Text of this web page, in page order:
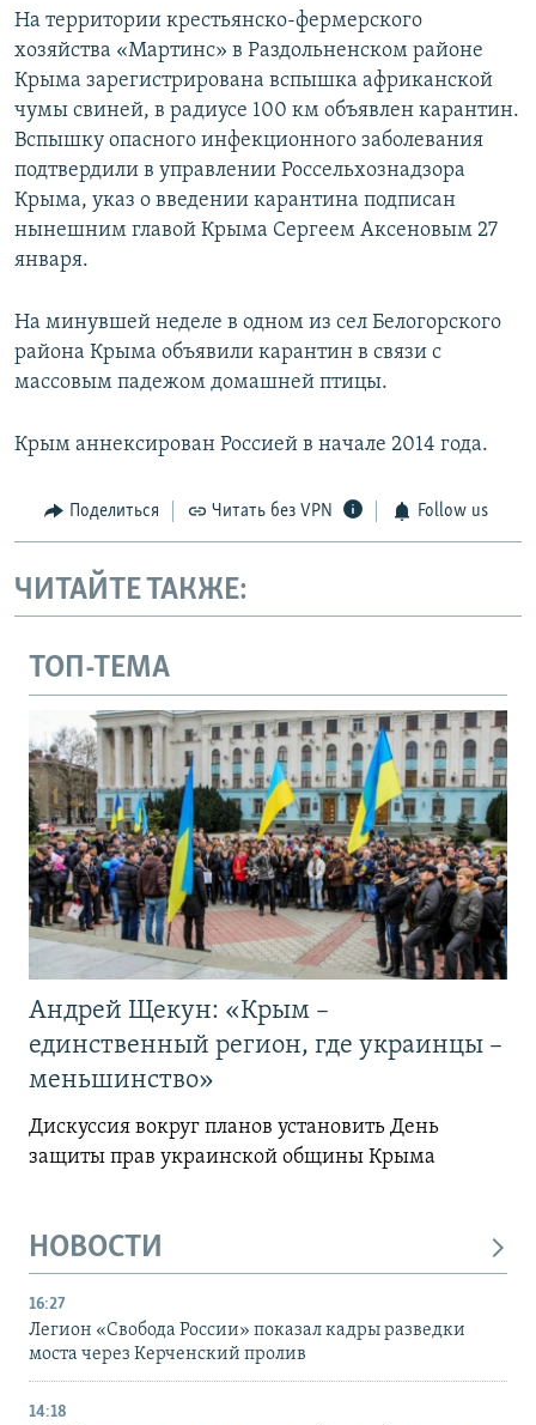
На территории крестьянско-фермерского
хозяйства «Мартинс» в Раздольненском районе
Крыма зарегистрирована вспышка африканской
чумы свиней, в радиусе 100 км объявлен карантин.
Вспышку опасного инфекционного заболевания
подтвердили в управлении Россельхознадзора
Крыма, указ о введении карантина подписан
нынешним главой Крыма Сергеем Аксеновым 27
января.
На минувшей неделе в одном из сел Белогорского
района Крыма объявили карантин в связи с
массовым падежом домашней птицы.
Крым аннексирован Россией в начале 2014 года.
Поделиться Читать без VPN Follow us
ЧИТАЙТЕ ТАКЖЕ:
ТОП-ТЕМА
Андрей Щекун: «Крым –
единственный регион, где украинцы –
меньшинство»
Дискуссия вокруг планов установить День
защиты прав украинской общины Крыма
НОВОСТИ
16:27
Легион «Свобода России» показал кадры разведки
моста через Керченский пролив
14:18